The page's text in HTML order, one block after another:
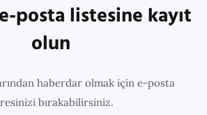
posta listesine kayıt
olun
haberdar olmak için e-posta
bırakabilirsiniz.